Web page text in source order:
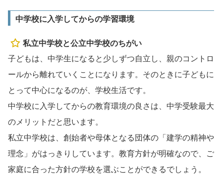
中学校に入学してからの学習環境
私立中学校と公立中学校のちがい
子どもは、中学生になると少しずつ自立し、親のコントロ
ールから離れていくことになります。そのときに子どもに
とって中心になるのが、学校生活です。
中学校に入学してからの教育環境の良さは、中学受験最大
のメリットだと思います。
私立中学校は、創始者や母体となる団体の「建学の精神や
理念」がはっきりしています。教育方針が明確なので、ご
家庭に合った方針の学校を選ぶことができるでしょう。